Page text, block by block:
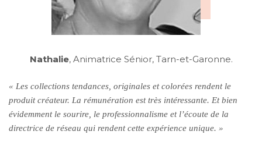
Nathalie, Animatrice Sénior, Tarn-et-Garonne.
« Les collections tendances, originales et colorées rendent le
produit créateur. La rémunération est très intéressante. Et bien
évidemment le sourire, le professionnalisme et l’écoute de la
directrice de réseau qui rendent cette expérience unique. »